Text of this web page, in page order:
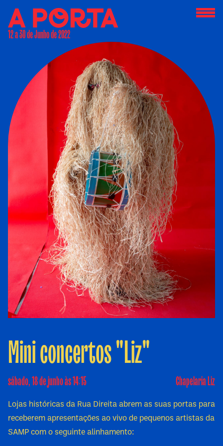
12 a 30 de Junho de 2022
Mini concertos "Liz"
sábado, 18 de junho às 14:15 Chapelaria Liz
Lojas históricas da Rua Direita abrem as suas portas para
receberem apresentações ao vivo de pequenos artistas da
SAMP com o seguinte alinhamento: